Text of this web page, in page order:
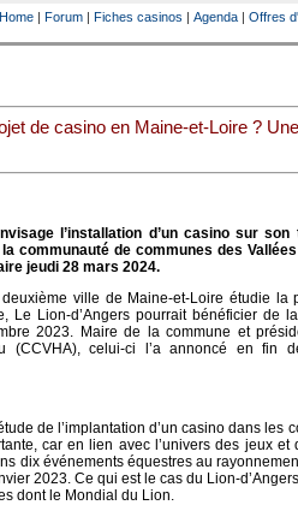
Home | Forum | Fiches casinos | Agenda | Offres
de casino en Maine-et-Loire ?
l’installation d’un casino sur son
communauté de communes des
jeudi 28 mars 2024.
ville de Maine-et-Loire étudie la
Le Lion-d’Angers pourrait bénéficier de
2023. Maire de la commune et
(CCVHA), celui-ci l’a annoncé en fin
de l’implantation d’un casino dans les
car en lien avec l’univers des jeux et
dix événements équestres au
2023. Ce qui est le cas du Lion-
dont le Mondial du Lion.